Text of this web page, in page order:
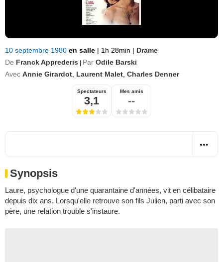
10 septembre 1980 en salle | 1h 28min | Drame
De Franck Apprederis Par Odile Barski
Avec Annie Girardot Laurent Malet Charles Denner
Spectateurs
3,1
Mes amis
--
Synopsis
Laure, psychologue d'une quarantaine d'années, vit en célibataire
depuis dix ans. Lorsqu'elle retrouve son fils Julien, parti avec son
père, une relation trouble s'instaure.